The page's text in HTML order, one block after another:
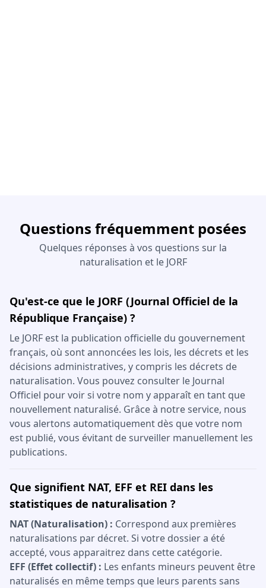
Questions fréquemment posées
Quelques réponses à vos questions sur la
naturalisation et le JORF
Qu'est-ce que le JORF (Journal Officiel de la
République Française) ?
Le JORF est la publication officielle du gouvernement
français, où sont annoncées les lois, les décrets et les
décisions administratives, y compris les décrets de
naturalisation. Vous pouvez consulter le Journal
Officiel pour voir si votre nom y apparaît en tant que
nouvellement naturalisé. Grâce à notre service, nous
vous alertons automatiquement dès que votre nom
est publié, vous évitant de surveiller manuellement les
publications.
Que signifient NAT, EFF et REI dans les
statistiques de naturalisation ?
NAT (Naturalisation) : Correspond aux premières
naturalisations par décret. Si votre dossier a été
accepté, vous apparaitrez dans cette catégorie.
EFF (Effet collectif) : Les enfants mineurs peuvent être
naturalisés en même temps que leurs parents sans